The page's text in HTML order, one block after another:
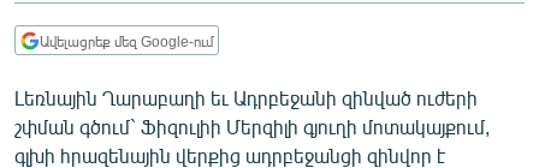
ՀԱՍԱՐԱԿՈՒԹՅՈՒՆ
ՂԱՐԱԲԱՂ
ՊԱՏԵՐԱԶՄԻ 6 ՇԱԲԱԹՆԵՐԸ
Ավելացրեք մեզ Google-ում
Լեռնային Ղարաբաղի եւ Ադրբեջանի զինված ուժերի
շփման գծում` Ֆիզուլիի Մերզիլի գյուղի մոտակայքում,
գլխի հրազենային վերքից ադրբեջանցի զինվոր է